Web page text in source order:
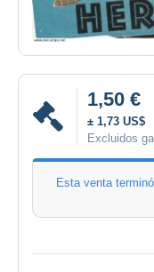
1,50 €
± 1,73 US$
Excluidos
Esta venta terminó